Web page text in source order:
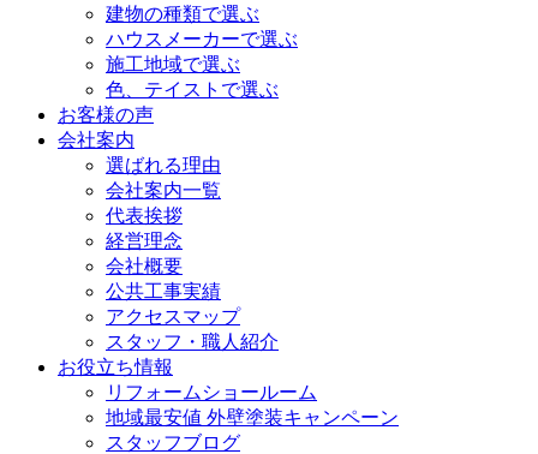
建物の種類で選ぶ
ハウスメーカーで選ぶ
施工地域で選ぶ
色、テイストで選ぶ
お客様の声
会社案内
選ばれる理由
会社案内一覧
代表挨拶
経営理念
会社概要
公共工事実績
アクセスマップ
スタッフ・職人紹介
お役立ち情報
リフォームショールーム
地域最安値 外壁塗装キャンペーン
スタッフブログ